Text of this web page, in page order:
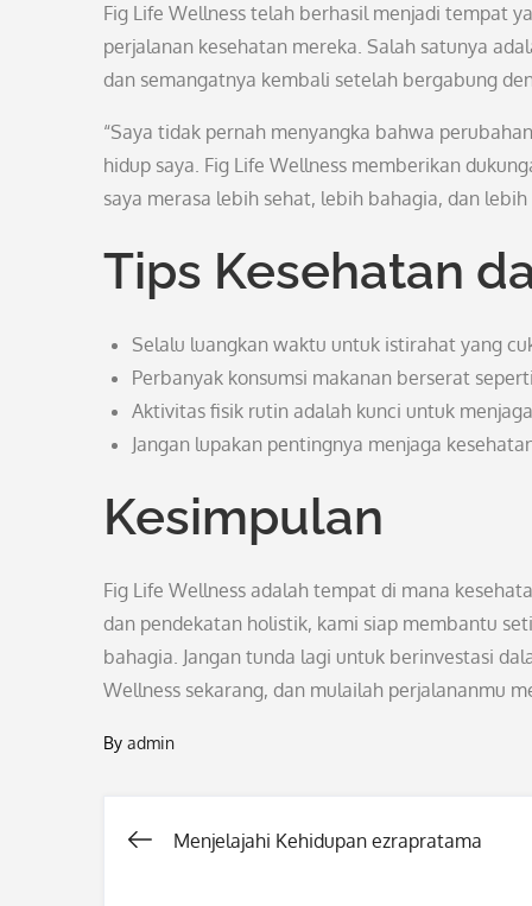
Fig Life Wellness telah berhasil menjadi tempat
perjalanan kesehatan mereka. Salah satunya
dan semangatnya kembali setelah bergabung
“Saya tidak pernah menyangka bahwa
hidup saya. Fig Life Wellness memberikan
saya merasa lebih sehat, lebih bahagia, dan
Tips Kesehatan
Selalu luangkan waktu untuk istirahat yang
Perbanyak konsumsi makanan berserat
Aktivitas fisik rutin adalah kunci untuk
Jangan lupakan pentingnya menjaga
Kesimpulan
Fig Life Wellness adalah tempat di mana
dan pendekatan holistik, kami siap membantu
bahagia. Jangan tunda lagi untuk berinvestasi
Wellness sekarang, dan mulailah perjalananmu
By admin
Post
Menjelajahi Kehidupan ezrapratama